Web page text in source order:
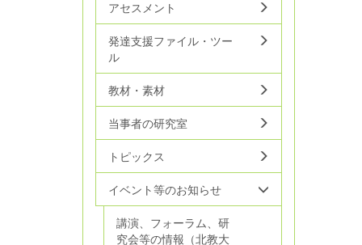
アセスメント
発達支援ファイル・ツー
ル
教材・素材
当事者の研究室
トピックス
イベント等のお知らせ
講演、フォーラム、研
究会等の情報（北教大